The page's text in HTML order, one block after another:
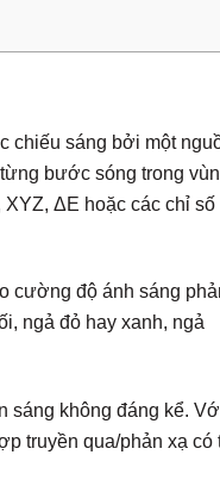
chiếu sáng bởi một
bước sóng trong
XYZ, ΔE hoặc các chỉ số
cường độ ánh sáng
ngả đỏ hay xanh, ngả
sáng không đáng kể.
truyền qua/phản xạ có